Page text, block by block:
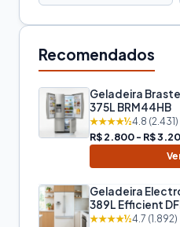
Recomendados
Geladeira
375L BRM44HB
★★★★½4.8 (2.431)
R$ 2.800 - R$
Geladeira
389L Efficient
★★★★½4.7 (1.892)